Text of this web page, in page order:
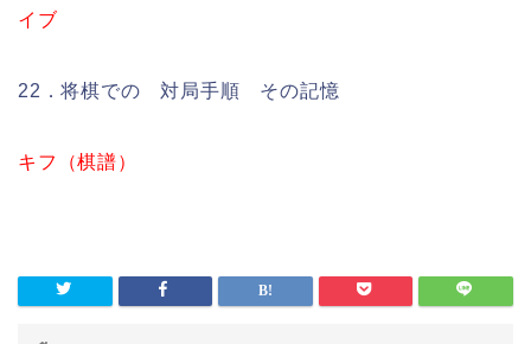
イブ
22．将棋での 対局手順 その記憶
キフ（棋譜）